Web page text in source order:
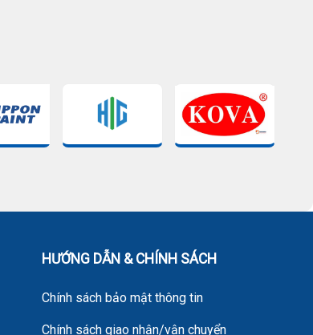
HƯỚNG DẪN & CHÍNH SÁCH
Chính sách bảo mật thông tin
Chính sách giao nhận/vận chuyển